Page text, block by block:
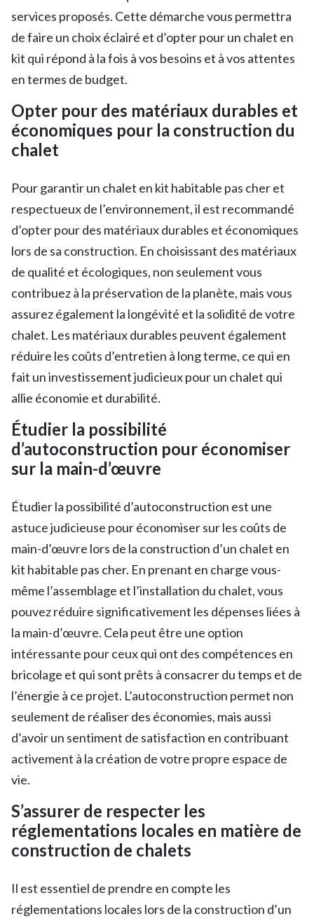
services proposés. Cette démarche vous permettra
de faire un choix éclairé et d’opter pour un chalet en
kit qui répond à la fois à vos besoins et à vos attentes
en termes de budget.
Opter pour des matériaux durables et
économiques pour la construction du
chalet
Pour garantir un chalet en kit habitable pas cher et
respectueux de l’environnement, il est recommandé
d’opter pour des matériaux durables et économiques
lors de sa construction. En choisissant des matériaux
de qualité et écologiques, non seulement vous
contribuez à la préservation de la planète, mais vous
assurez également la longévité et la solidité de votre
chalet. Les matériaux durables peuvent également
réduire les coûts d’entretien à long terme, ce qui en
fait un investissement judicieux pour un chalet qui
allie économie et durabilité.
Étudier la possibilité
d’autoconstruction pour économiser
sur la main-d’œuvre
Étudier la possibilité d’autoconstruction est une
astuce judicieuse pour économiser sur les coûts de
main-d’œuvre lors de la construction d’un chalet en
kit habitable pas cher. En prenant en charge vous-
même l’assemblage et l’installation du chalet, vous
pouvez réduire significativement les dépenses liées à
la main-d’œuvre. Cela peut être une option
intéressante pour ceux qui ont des compétences en
bricolage et qui sont prêts à consacrer du temps et de
l’énergie à ce projet. L’autoconstruction permet non
seulement de réaliser des économies, mais aussi
d’avoir un sentiment de satisfaction en contribuant
activement à la création de votre propre espace de
vie.
S’assurer de respecter les
réglementations locales en matière de
construction de chalets
Il est essentiel de prendre en compte les
réglementations locales lors de la construction d’un